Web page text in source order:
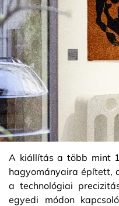
A kiállítás a több mint
hagyományaira épített,
a technológiai
egyedi módon